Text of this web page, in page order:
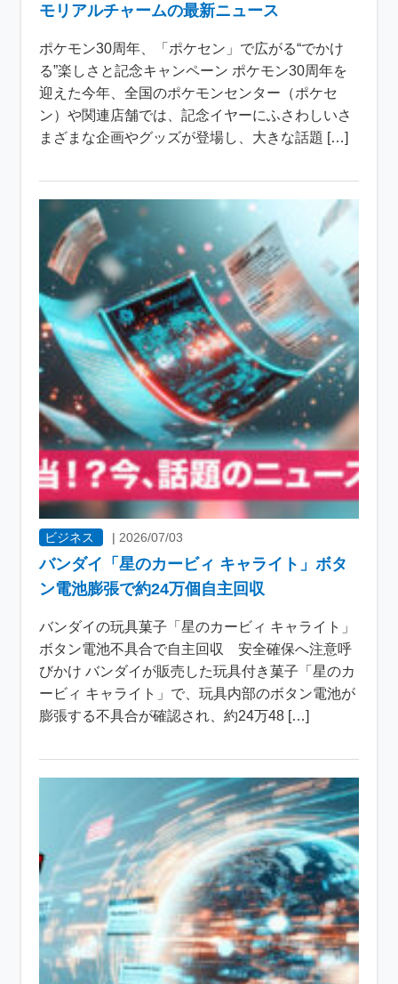
モリアルチャームの最新ニュース
ポケモン30周年、「ポケセン」で広がる“でかけ
る”楽しさと記念キャンペーン ポケモン30周年を
迎えた今年、全国のポケモンセンター（ポケセ
ン）や関連店舗では、記念イヤーにふさわしいさ
まざまな企画やグッズが登場し、大きな話題 […]
ビジネス | 2026/07/03
バンダイ「星のカービィ キャライト」ボタ
ン電池膨張で約24万個自主回収
バンダイの玩具菓子「星のカービィ キャライト」
ボタン電池不具合で自主回収 安全確保へ注意呼
びかけ バンダイが販売した玩具付き菓子「星のカ
ービィ キャライト」で、玩具内部のボタン電池が
膨張する不具合が確認され、約24万48 […]